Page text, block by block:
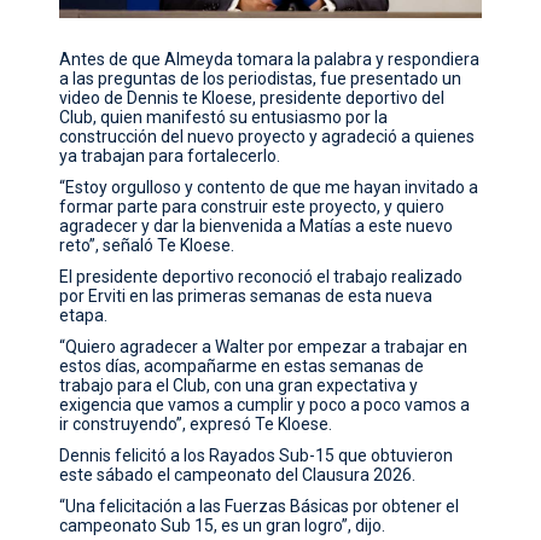
Antes de que Almeyda tomara la palabra y respondiera
a las preguntas de los periodistas, fue presentado un
video de Dennis te Kloese, presidente deportivo del
Club, quien manifestó su entusiasmo por la
construcción del nuevo proyecto y agradeció a quienes
ya trabajan para fortalecerlo.
“Estoy orgulloso y contento de que me hayan invitado a
formar parte para construir este proyecto, y quiero
agradecer y dar la bienvenida a Matías a este nuevo
reto”, señaló Te Kloese.
El presidente deportivo reconoció el trabajo realizado
por Erviti en las primeras semanas de esta nueva
etapa.
“Quiero agradecer a Walter por empezar a trabajar en
estos días, acompañarme en estas semanas de
trabajo para el Club, con una gran expectativa y
exigencia que vamos a cumplir y poco a poco vamos a
ir construyendo”, expresó Te Kloese.
Dennis felicitó a los Rayados Sub-15 que obtuvieron
este sábado el campeonato del Clausura 2026.
“Una felicitación a las Fuerzas Básicas por obtener el
campeonato Sub 15, es un gran logro”, dijo.